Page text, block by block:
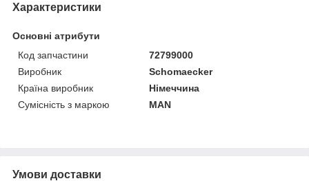
Характеристики
Основні атрибути
Код запчастини
72799000
Виробник
Schomaecker
Країна виробник
Німеччина
Сумісність з маркою
MAN
Умови доставки